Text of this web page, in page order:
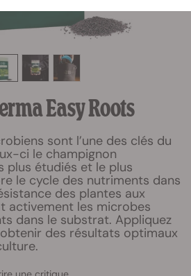
Easy Roots
sont l’une des clés du
ci le champignon
plus étudiés et le plus
le cycle des nutriments dans
des plantes aux
activement les microbes
dans le substrat. Appliquez
des résultats optimaux